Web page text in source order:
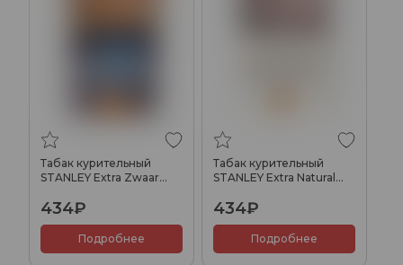
Табак курительный
STANLEY Extra Zwaar
434₽
Подробнее
Табак курительный
STANLEY Extra Natural
434₽
Подробнее